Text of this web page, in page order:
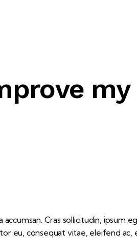
my
Cras sollicitudin, ipsum
eu, consequat vitae, eleifend ac,